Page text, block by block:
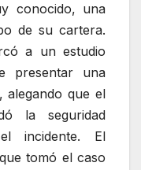
conocido, una
de su cartera.
a un estudio
presentar una
alegando que el
la seguridad
incidente. El
tomó el caso